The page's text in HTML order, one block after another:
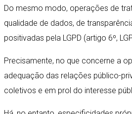
Do mesmo modo, operações de
qualidade de dados, de
positivadas pela LGPD (artigo 6º,
Precisamente, no que concerne a
adequação das relações público-
coletivos e em prol do interesse